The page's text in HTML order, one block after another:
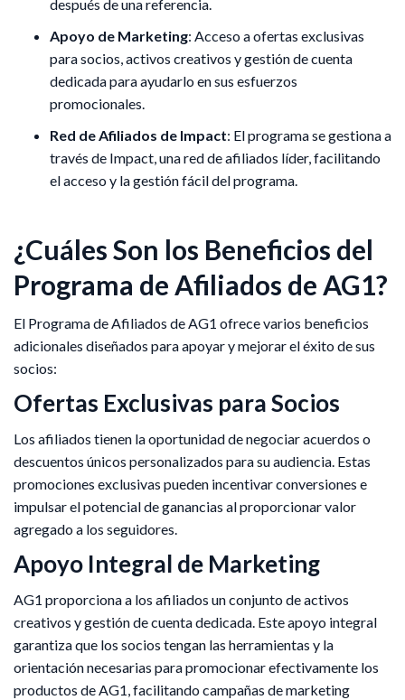
después de una referencia.
Apoyo de Marketing: Acceso a ofertas exclusivas
para socios, activos creativos y gestión de cuenta
dedicada para ayudarlo en sus esfuerzos
promocionales.
Red de Afiliados de Impact: El programa se gestiona a
través de Impact, una red de afiliados líder, facilitando
el acceso y la gestión fácil del programa.
¿Cuáles Son los Beneficios del
Programa de Afiliados de AG1?
​El Programa de Afiliados de AG1 ofrece varios beneficios
adicionales diseñados para apoyar y mejorar el éxito de sus
socios:​
Ofertas Exclusivas para Socios
Los afiliados tienen la oportunidad de negociar acuerdos o
descuentos únicos personalizados para su audiencia. Estas
promociones exclusivas pueden incentivar conversiones e
impulsar el potencial de ganancias al proporcionar valor
agregado a los seguidores.
Apoyo Integral de Marketing
AG1 proporciona a los afiliados un conjunto de activos
creativos y gestión de cuenta dedicada. Este apoyo integral
garantiza que los socios tengan las herramientas y la
orientación necesarias para promocionar efectivamente los
productos de AG1, facilitando campañas de marketing